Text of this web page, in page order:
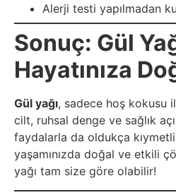
Projeler
ve
Fikirler
Psikoloji
Sağlık
Scriptler
Alerji testi yapılmadan
Sonuç: Gül
Hayatınıza
Gül yağı, sadece hoş kokusu
cilt, ruhsal denge ve sağlık
faydalarla da oldukça
yaşamınızda doğal ve etkili
yağı tam size göre olabilir!